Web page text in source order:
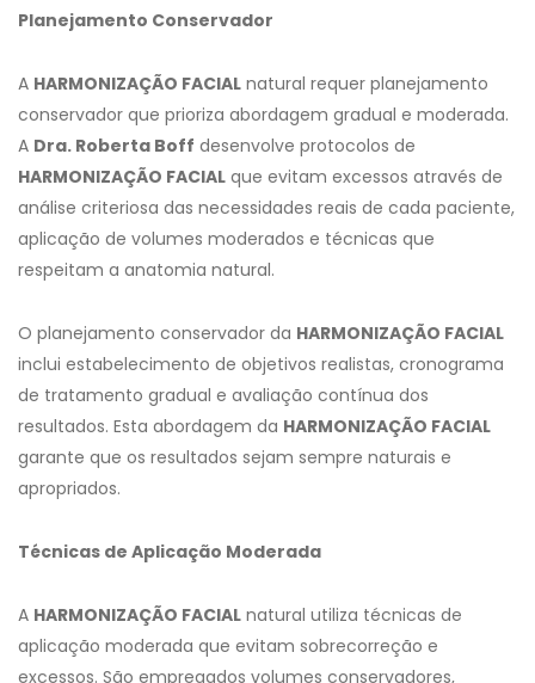
Planejamento Conservador
A HARMONIZAÇÃO FACIAL natural requer planejamento
conservador que prioriza abordagem gradual e moderada.
A Dra. Roberta Boff desenvolve protocolos de
HARMONIZAÇÃO FACIAL que evitam excessos através de
análise criteriosa das necessidades reais de cada paciente,
aplicação de volumes moderados e técnicas que
respeitam a anatomia natural.
O planejamento conservador da HARMONIZAÇÃO FACIAL
inclui estabelecimento de objetivos realistas, cronograma
de tratamento gradual e avaliação contínua dos
resultados. Esta abordagem da HARMONIZAÇÃO FACIAL
garante que os resultados sejam sempre naturais e
apropriados.
Técnicas de Aplicação Moderada
A HARMONIZAÇÃO FACIAL natural utiliza técnicas de
aplicação moderada que evitam sobrecorreção e
excessos. São empregados volumes conservadores,